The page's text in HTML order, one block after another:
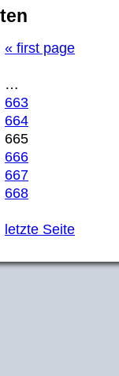
« first page
…
663
664
665
666
667
668
letzte Seite